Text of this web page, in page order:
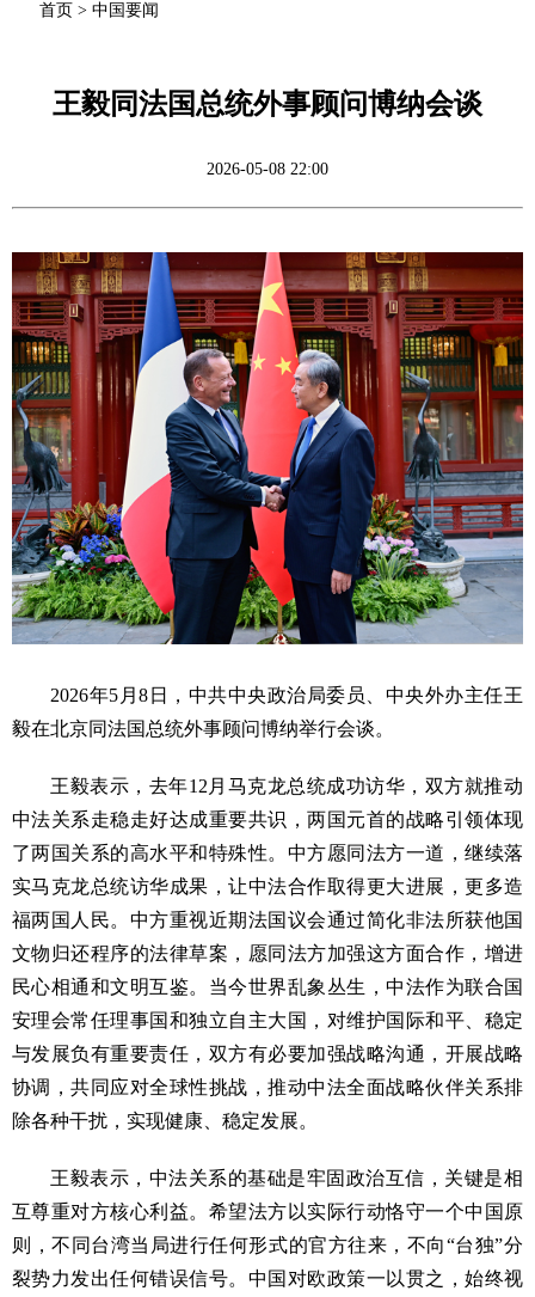
首页 > 中国要闻
王毅同法国总统外事顾问博纳会谈
2026-05-08 22:00
2026年5月8日，中共中央政治局委员、中央外办主任王
毅在北京同法国总统外事顾问博纳举行会谈。
王毅表示，去年12月马克龙总统成功访华，双方就推动
中法关系走稳走好达成重要共识，两国元首的战略引领体现
了两国关系的高水平和特殊性。中方愿同法方一道，继续落
实马克龙总统访华成果，让中法合作取得更大进展，更多造
福两国人民。中方重视近期法国议会通过简化非法所获他国
文物归还程序的法律草案，愿同法方加强这方面合作，增进
民心相通和文明互鉴。当今世界乱象丛生，中法作为联合国
安理会常任理事国和独立自主大国，对维护国际和平、稳定
与发展负有重要责任，双方有必要加强战略沟通，开展战略
协调，共同应对全球性挑战，推动中法全面战略伙伴关系排
除各种干扰，实现健康、稳定发展。
王毅表示，中法关系的基础是牢固政治互信，关键是相
互尊重对方核心利益。希望法方以实际行动恪守一个中国原
则，不同台湾当局进行任何形式的官方往来，不向“台独”分
裂势力发出任何错误信号。中国对欧政策一以贯之，始终视